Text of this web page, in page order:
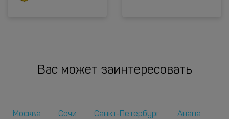
Вас может заинтересовать
Москва Сочи Санкт-Петербург
Анапа